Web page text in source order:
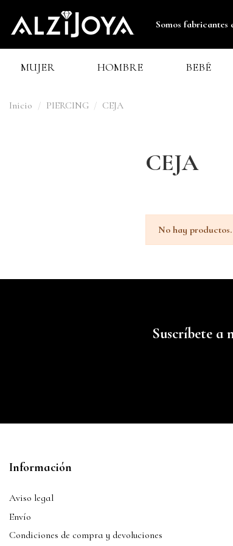
Somos fabricantes
MUJER HOMBRE BEBÉ
Inicio PIERCING CEJA
CEJA
No hay productos.
Suscríbete a
Información
Aviso legal
Envío
Condiciones de compra y devoluciones